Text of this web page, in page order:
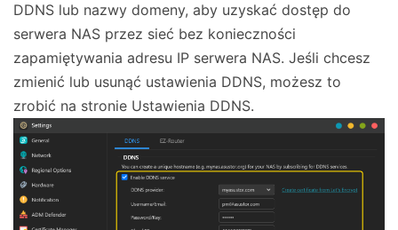
DDNS lub nazwy domeny, aby uzyskać dostęp do
serwera NAS przez sieć bez konieczności
zapamiętywania adresu IP serwera NAS. Jeśli chcesz
zmienić lub usunąć ustawienia DDNS, możesz to
zrobić na stronie Ustawienia DDNS.